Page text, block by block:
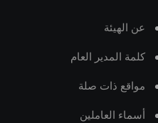
عن الهيئة
كلمة المدير العام
مواقع ذات صلة
أسماء العاملين